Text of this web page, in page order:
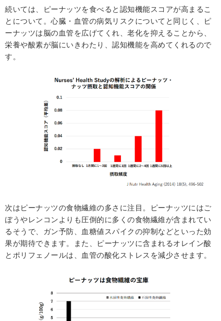
続いては、ピーナッツを食べると認知機能スコアが高まるこ
とについて。心臓・血管の病気リスクについてと同じく、ピ
ーナッツは脳の血管を広げてくれ、老化を抑えることから、
栄養や酸素が脳にいきわたり、認知機能を高めてくれるので
す。
次はピーナッツの食物繊維の多さに注目。ピーナッツにはご
ぼうやレンコンよりも圧倒的に多くの食物繊維が含まれてい
るそうで、ガン予防、血糖値スパイクの抑制などといった効
果が期待できます。また、ピーナッツに含まれるオレイン酸
とポリフェノールは、血管の酸化ストレスを減少させます。